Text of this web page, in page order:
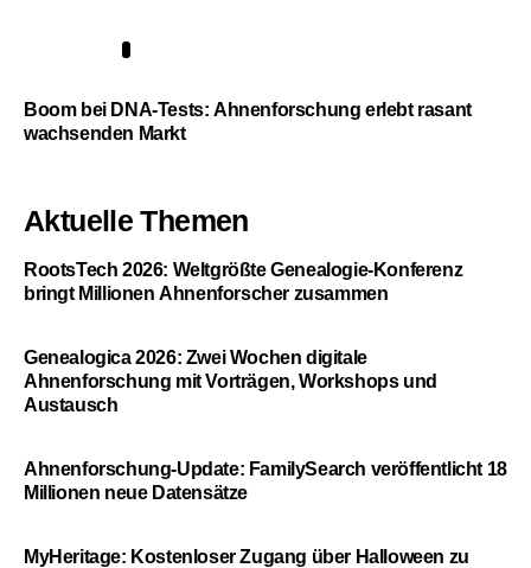
Boom bei DNA-Tests: Ahnenforschung erlebt rasant
wachsenden Markt
Aktuelle Themen
RootsTech 2026: Weltgrößte Genealogie-Konferenz
bringt Millionen Ahnenforscher zusammen
Genealogica 2026: Zwei Wochen digitale
Ahnenforschung mit Vorträgen, Workshops und
Austausch
Ahnenforschung-Update: FamilySearch veröffentlicht 18
Millionen neue Datensätze
MyHeritage: Kostenloser Zugang über Halloween zu